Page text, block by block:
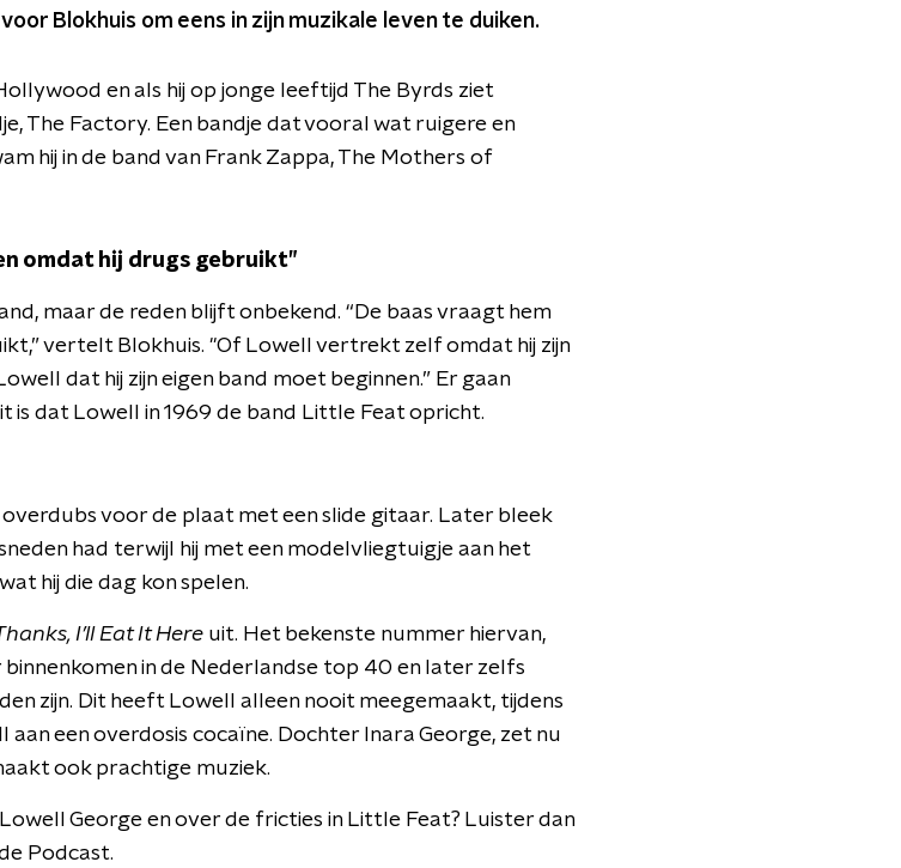
Blokhuis om eens in zijn muzikale leven te duiken.
en als hij op jonge leeftijd The Byrds ziet
The Factory. Een bandje dat vooral wat ruigere en
hij in de band van Frank Zappa, The Mothers of
omdat hij drugs gebruikt”
maar de reden blijft onbekend. “De baas vraagt hem
vertelt Blokhuis. "Of Lowell vertrekt zelf omdat hij zijn
dat hij zijn eigen band moet beginnen.” Er gaan
is dat Lowell in 1969 de band Little Feat opricht.
voor de plaat met een slide gitaar. Later bleek
had terwijl hij met een modelvliegtuigje aan het
hij die dag kon spelen.
I’ll Eat It Here uit. Het bekenste nummer hiervan,
binnenkomen in de Nederlandse top 40 en later zelfs
zijn. Dit heeft Lowell alleen nooit meegemaakt, tijdens
een overdosis cocaïne. Dochter Inara George, zet nu
ook prachtige muziek.
George en over de fricties in Little Feat? Luister dan
Podcast.